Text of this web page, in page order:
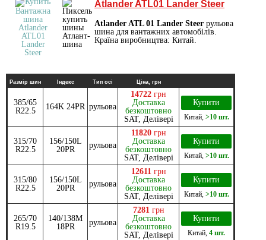
Atlander ATL01 Lander Steer
Atlander ATL 01 Lander Steer рульова
шина для вантажних автомобілів.
Країна виробництва: Китай.
Размір шин Індекс Тип осі Ціна, грн
385/65
R22.5
164K 24PR рульова
14722 грн
Доставка
безкоштовно
SAT, Делівері
Купити
Китай, >10 шт.
315/70
R22.5
156/150L
20PR
рульова
11820 грн
Доставка
безкоштовно
SAT, Делівері
Купити
Китай, >10 шт.
315/80
R22.5
156/150L
20PR
рульова
12611 грн
Доставка
безкоштовно
SAT, Делівері
Купити
Китай, >10 шт.
265/70
R19.5
140/138M
18PR
рульова
7281 грн
Доставка
безкоштовно
SAT, Делівері
Купити
Китай 4 шт.